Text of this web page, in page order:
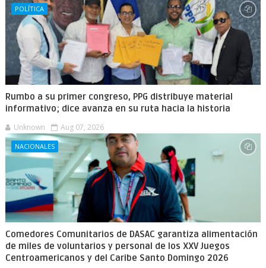
POLÍTICA
Rumbo a su primer congreso, PPG distribuye material
informativo; dice avanza en su ruta hacia la historia
Unknown Aug 07, 2026
NACIONALES
Comedores Comunitarios de DASAC garantiza alimentación
de miles de voluntarios y personal de los XXV Juegos
Centroamericanos y del Caribe Santo Domingo 2026